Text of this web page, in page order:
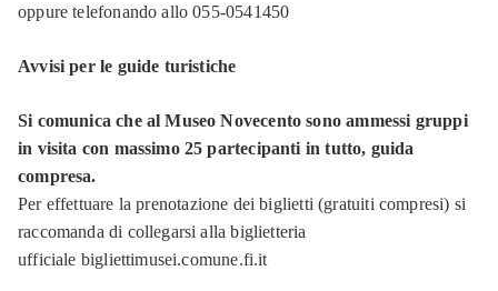
oppure telefonando allo 055-0541450
Avvisi per le guide turistiche
Si comunica che al Museo Novecento sono ammessi gruppi
in visita con massimo 25 partecipanti in tutto, guida
compresa.
Per effettuare la prenotazione dei biglietti (gratuiti compresi) si
raccomanda di collegarsi alla biglietteria
ufficiale bigliettimusei.comune.fi.it